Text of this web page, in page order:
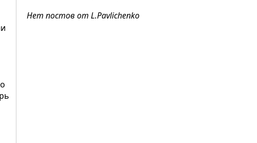
Нет постов от L.Pavlichenko